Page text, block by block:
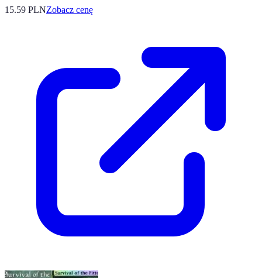
15.59 PLNZobacz cenę